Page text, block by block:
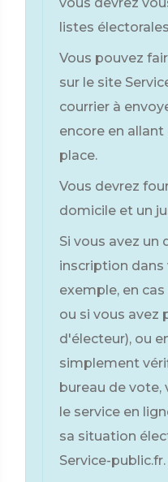
listes
Vous pouvez
sur le site
courrier à
encore en
place.
Vous devrez
domicile et un
Si vous avez un
inscription
exemple, en
ou si vous avez
d'électeur), ou
simplement
bureau de vote,
le service en
sa situation
Service-public.fr.